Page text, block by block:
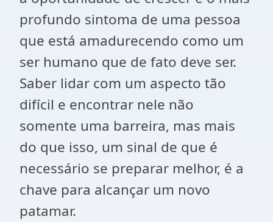
profundo sintoma de uma pessoa
que está amadurecendo como um
ser humano que de fato deve ser.
Saber lidar com um aspecto tão
difícil e encontrar nele não
somente uma barreira, mas mais
do que isso, um sinal de que é
necessário se preparar melhor, é a
chave para alcançar um novo
patamar.